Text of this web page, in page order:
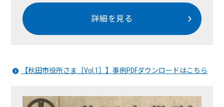
詳細を見る
【秋田市役所さま［Vol.1］】事例PDFダウンロードはこちら